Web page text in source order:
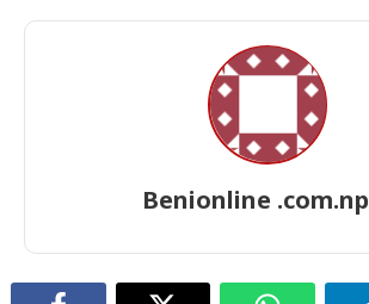
Benionline .com.np